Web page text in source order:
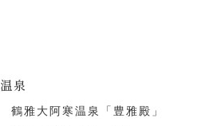
温泉
鶴雅大阿寒温泉「豊雅殿」